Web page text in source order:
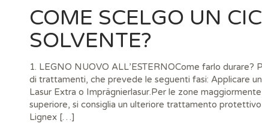
COME SCELGO UN
SOLVENTE?
1. LEGNO NUOVO ALL’ESTERNOCome farlo
di trattamenti, che prevede le seguenti fasi: Applicare
Lasur Extra o Imprägnierlasur.Per le zone
superiore, si consiglia un ulteriore trattamento
Lignex […]